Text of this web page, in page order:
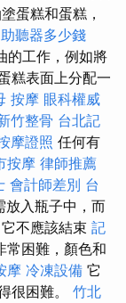
蛋糕和蛋糕，
助聽器多少錢
的工作，例如將
糕表面上分配一
按摩 眼科權威
竹整骨 台北記
摩證照 任何有
按摩 律師推薦
會計師差別 台
放入瓶子中，而
不應該結束 記
常困難，顏色和
摩 冷凍設備 它
很困難。 竹北